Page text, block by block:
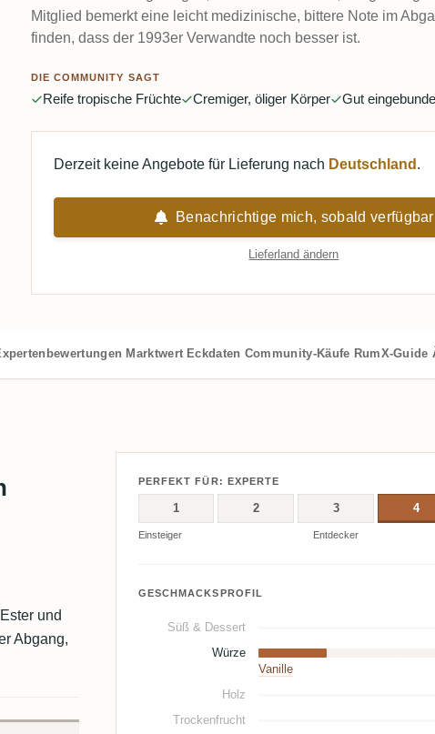
Mitglied bemerkt eine leicht medizinische, bittere Note im
finden, dass der 1993er Verwandte noch besser ist.
DIE COMMUNITY SAGT
Reife tropische Früchte Cremiger, öliger Körper Gut
Derzeit keine Angebote für Lieferung nach Deutschland .
Benachrichtige mich, sobald verfügbar
Lieferland ändern
Marktwert Eckdaten Community-Käufe RumX-Guide
und
Abgang,
PERFEKT FÜR: EXPERTE
1 2 3 4
Einsteiger Entdecker
GESCHMACKSPROFIL
Süß & Dessert
Würze
Vanille
Holz
Trockenfrucht